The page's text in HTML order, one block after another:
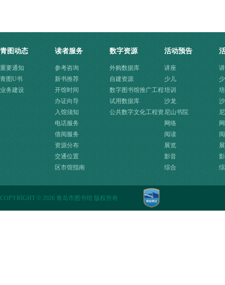
青图动态
重要通知
青图U书
业务建设
读者服务
参考咨询
新书推荐
开馆时间
办证向导
入馆须知
电话服务
借阅服务
资源分布
交通位置
区市馆指南
数字资源
外购数据库
自建资源
数字图书馆推广工程
资源
试用数据库
公共数字文化工程资
活动预告
讲座
少儿
培训
沙龙
尼山书院
网络
阅读
展览
影音
综合
COPYRIGHT © 2026 青岛市图书馆 版权所有